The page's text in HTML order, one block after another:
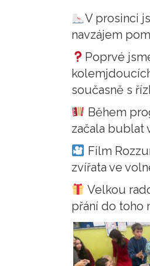
V prosinci
navzájem
Poprvé
současně s
Během
začala bublat
Film
zvířata ve
Velkou
přání do toho